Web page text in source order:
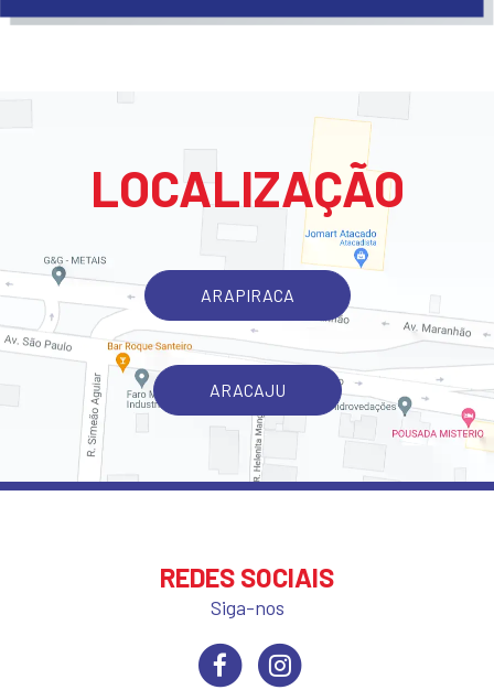
LOCALIZAÇÃO
ARAPIRACA
ARACAJU
REDES SOCIAIS
Siga-nos